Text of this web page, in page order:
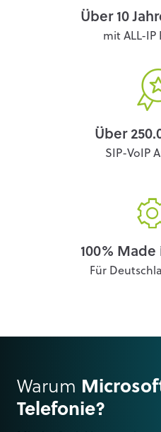
Über 10
mit ALL-IP
Über
SIP-VoIP
100%
Für
Warum
Telefonie?